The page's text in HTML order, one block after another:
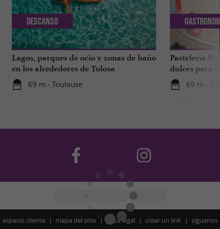
Lagos, parques de ocio y zonas de baño
en los alrededores de Tolosa
69 m - Toulouse
Descanso
Pastelería
dulces para
a 1 hora de
69 m -
espacio cliente mapa del sitio nota legal crear un link síguenos